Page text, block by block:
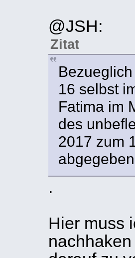
@JSH:
Zitat
16 selbst
Fatima im
des
2017 zum
abgegeben
.
Hier muss